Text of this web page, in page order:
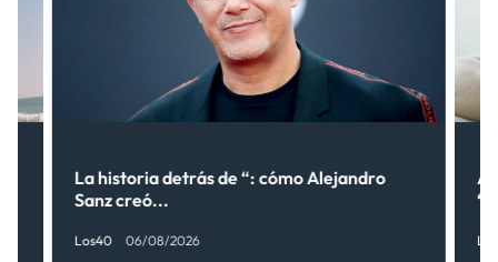
La historia detrás de “: cómo Alejandro
Sanz creó...
Los40 06/08/2026